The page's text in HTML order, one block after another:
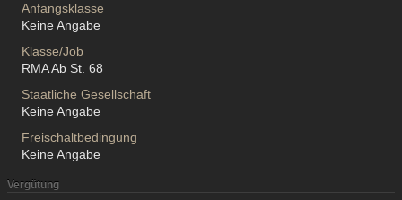
Anfangsklasse
Keine Angabe
Klasse/Job
RMA Ab St. 68
Staatliche Gesellschaft
Keine Angabe
Freischaltbedingung
Keine Angabe
Vergütung